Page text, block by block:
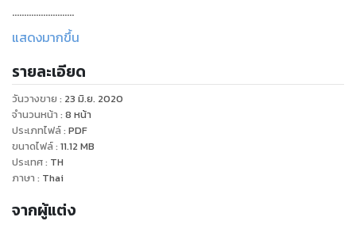
.......................
ตัมคือ ? ประโยชน์ ?
คอมพิวเตอร์แบบควอนตัมดี ... หรือหลอก กับ 10 คำถามที่พบบ่อย
และคำตอบที่ตอบบ่อย
ติดตามเพิ่มเติมได้ที่
https://www.facebook.com/QuantumCryptoThailand
แสดงมากขึ้น
รายละเอียด
วันวางขาย : 23 มิ.ย. 2020
จำนวนหน้า : 8 หน้า
ประเภทไฟล์: PDF
ขนาดไฟล์: 11.12 MB
ประเทศ: TH
ภาษา : Thai
จากผู้แต่ง